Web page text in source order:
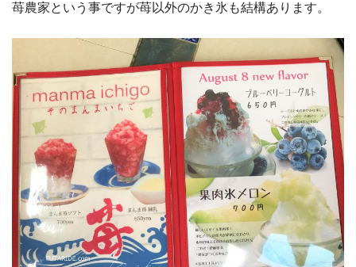
苺農家という事ですが苺以外のかき氷も結構あります。